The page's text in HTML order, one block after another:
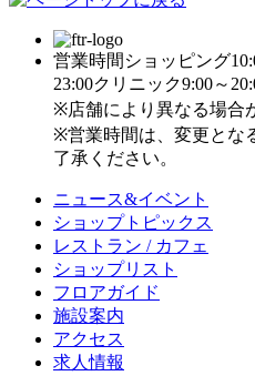
営業時間 ショッピング
23:00クリニック9:00～
※店舗により異なる場合
※営業時間は、変更とな
了承ください。
ニュース&イベント
ショップトピックス
レストラン / カフェ
ショップリスト
フロアガイド
施設案内
アクセス
求人情報